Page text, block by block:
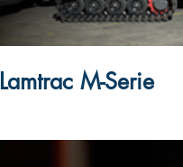
Lamtrac M-Serie